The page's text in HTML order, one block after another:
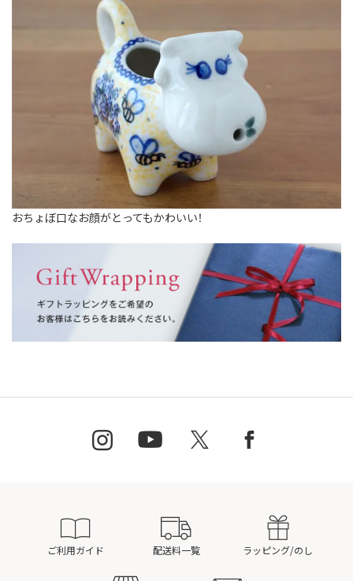
おちょぼ口なお顔がとってもかわいい！
ご利用ガイド 配送料一覧 ラッピング/のし